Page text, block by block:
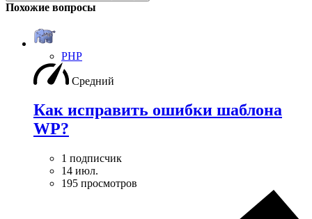
Похожие вопросы
PHP
Средний
Как исправить ошибки шаблона
WP?
1 подписчик
14 июл.
195 просмотров